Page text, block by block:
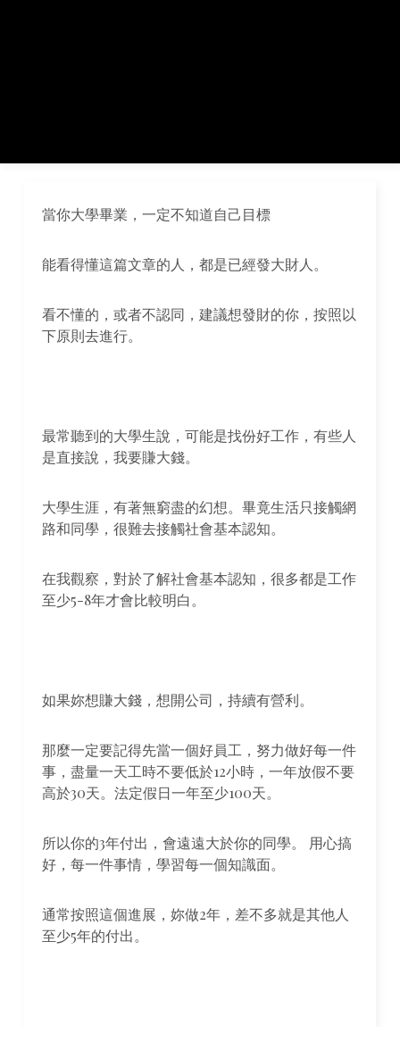
當你大學畢業，一定不知道自己目標
能看得懂這篇文章的人，都是已經發大財人。
看不懂的，或者不認同，建議想發財的你，按照以
下原則去進行。
最常聽到的大學生說，可能是找份好工作，有些人
是直接說，我要賺大錢。
大學生涯，有著無窮盡的幻想。畢竟生活只接觸網
路和同學，很難去接觸社會基本認知。
在我觀察，對於了解社會基本認知，很多都是工作
至少5-8年才會比較明白。
如果妳想賺大錢，想開公司，持續有營利。
那麼一定要記得先當一個好員工，努力做好每一件
事，盡量一天工時不要低於12小時，一年放假不要
高於30天。法定假日一年至少100天。
所以你的3年付出，會遠遠大於你的同學。 用心搞
好，每一件事情，學習每一個知識面。
通常按照這個進展，妳做2年，差不多就是其他人
至少5年的付出。